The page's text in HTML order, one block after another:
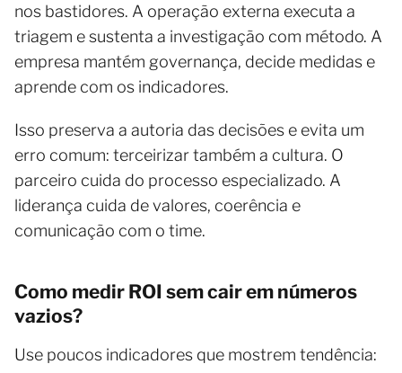
nos bastidores. A operação externa executa a
triagem e sustenta a investigação com método. A
empresa mantém governança, decide medidas e
aprende com os indicadores.
Isso preserva a autoria das decisões e evita um
erro comum: terceirizar também a cultura. O
parceiro cuida do processo especializado. A
liderança cuida de valores, coerência e
comunicação com o time.
Como medir ROI sem cair em números
vazios?
Use poucos indicadores que mostrem tendência: